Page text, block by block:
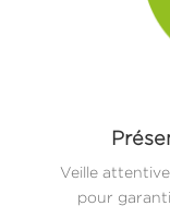
Veille
pour